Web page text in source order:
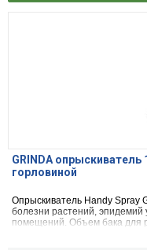
GRINDA опрыскиватель
горловиной
Опрыскиватель Handy Spray
болезни растений,
помещений. Объем бака для